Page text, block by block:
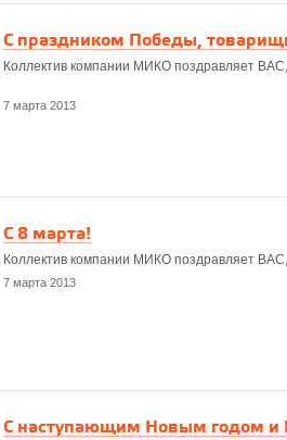
С праздником Победы,
Коллектив компании МИКО поздравляет
7 марта 2013
С 8 марта!
Коллектив компании МИКО поздравляет
7 марта 2013
С наступающим Новым годом и